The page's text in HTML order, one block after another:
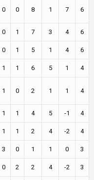
0 0 8 1 7 6
0 1 7 3 4 6
0 1 5 1 4 6
1 1 6 5 1 4
1 0 2 1 1 4
1 1 4 5 -1 4
1 1 2 4 -2 4
3 0 1 1 0 3
0 2 2 4 -2 3